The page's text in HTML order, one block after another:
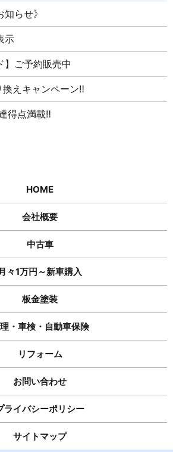
知らせ》
示
】ご予約販売中
えキャンペーン‼
得点満載‼
HOME
会社概要
中古車
月々1万円～新車購入
板金塗装
・車検・自動車保険
リフォーム
お問い合わせ
ライバシーポリシー
サイトマップ